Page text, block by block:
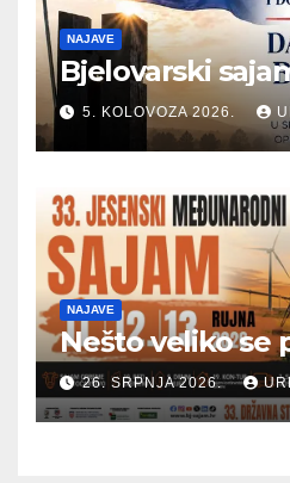
NAJAVE
Bjelovarski
5. KOLOVOZA 2026.
NAJAVE
Nešto veliko se
26. SRPNJA 2026.